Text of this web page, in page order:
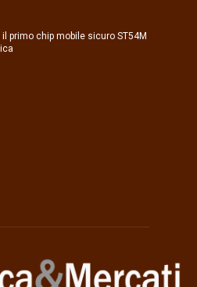
primo chip mobile sicuro ST54M